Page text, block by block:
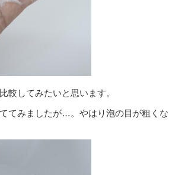
較してみたいと思います。
てみましたが…。やはり泡の目が粗くな